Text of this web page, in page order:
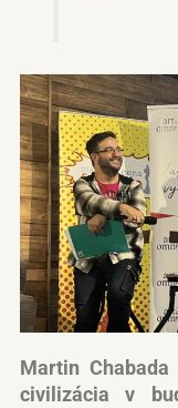
Martin
civilizácia v